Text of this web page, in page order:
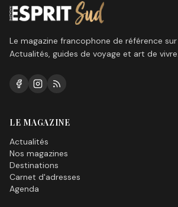
Le magazine francophone de référence sur
Actualités, guides de voyage et art de vivre.
LE MAGAZINE
Actualités
Nos magazines
Destinations
Carnet d'adresses
Agenda